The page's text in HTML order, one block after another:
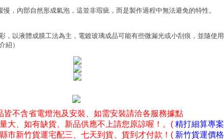
，內部自然形成氣泡，這並非瑕疵，而是製作過程中無法避免的特性。
，以液體成膜工法為主，電鍍玻璃成品可能有些微漏光或小刮痕，並隨使
紹）
皆不含省電燈泡及安裝、如需安裝請洽各服務據點
大、如有缺貨、新品供應不上請您原諒喔！。( 精打細算專
市新竹貨運宅配三、七天到貨、貨到才付款！( 新竹貨運價